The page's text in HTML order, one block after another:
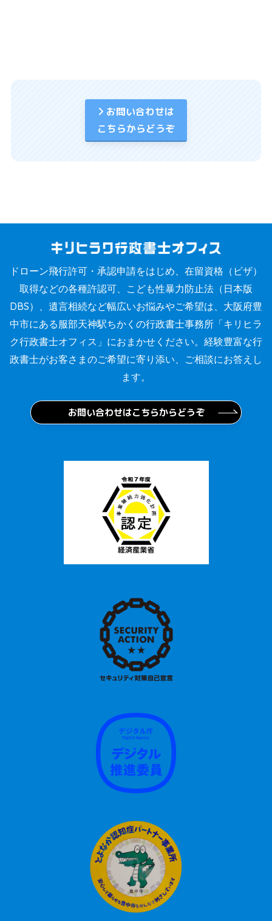
お問い合わせは
こちらからどうぞ
ドローン飛行許可・承認申請をはじめ、在留資格（ビザ）
取得などの各種許認可、こども性暴力防止法（日本版
DBS）、遺言相続など幅広いお悩みやご希望は、大阪府豊
中市にある服部天神駅ちかくの行政書士事務所「キリヒラ
ク行政書士オフィス」におまかせください。経験豊富な行
政書士がお客さまのご希望に寄り添い、ご相談にお答えし
ます。
お問い合わせはこちらからどうぞ